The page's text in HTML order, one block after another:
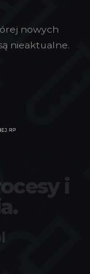
nowych
nieaktualne.
i